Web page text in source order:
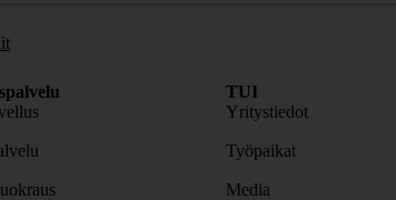
TUI
Yritystiedot
Työpaikat
Media